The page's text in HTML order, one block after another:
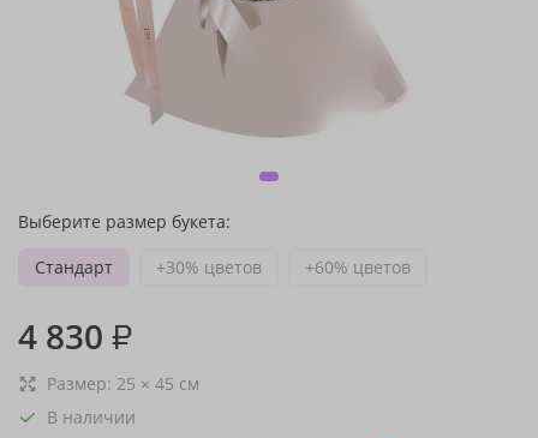
Выберите размер букета:
Стандарт
+30% цветов +60% цветов
4 830 ₽
Размер: 25 × 45 см
В наличии